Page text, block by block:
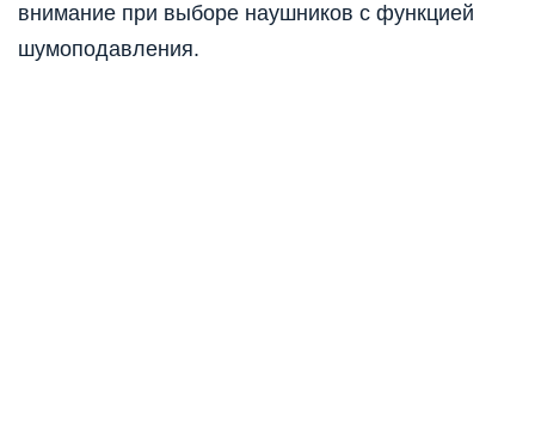
внимание при выборе наушников с функцией
шумоподавления.